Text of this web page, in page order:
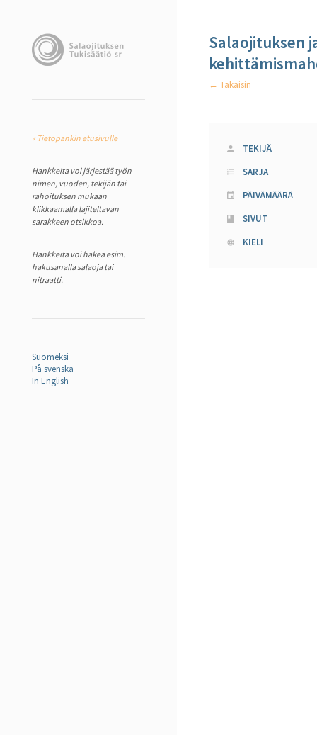
« Tietopankin etusivulle
Hankkeita voi järjestää työn
nimen, vuoden, tekijän tai
rahoituksen mukaan
klikkaamalla lajiteltavan
sarakkeen otsikkoa.
Hankkeita voi hakea esim.
hakusanalla salaoja tai
nitraatti.
Suomeksi
På svenska
In English
Salaojituksen
← Takaisin
TEKIJÄ
SARJA
PÄIVÄMÄÄRÄ
SIVUT
KIELI